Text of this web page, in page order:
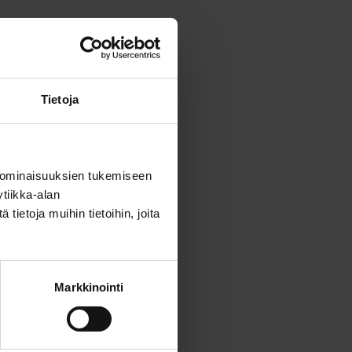
Tietoja
tukemiseen
alan
tietoja muihin tietoihin, joita
Markkinointi